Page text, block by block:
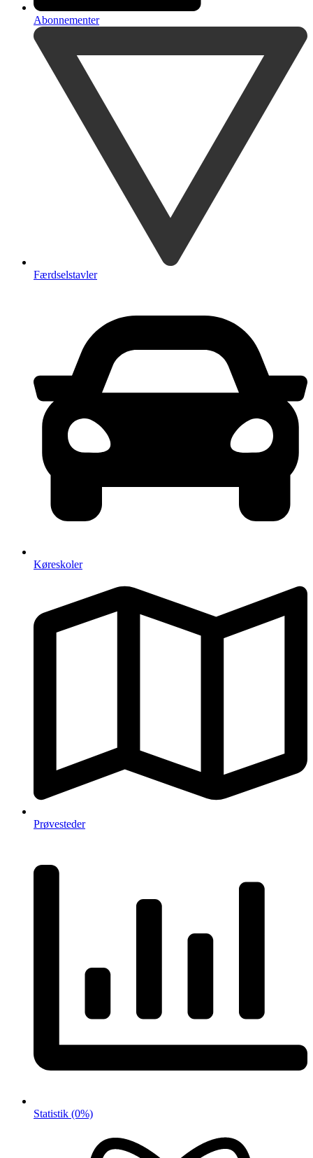
Abonnementer
Færdselstavler
Køreskoler
Prøvesteder
Statistik (0%)